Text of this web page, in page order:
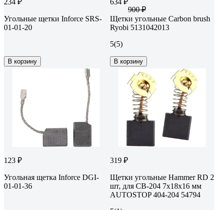
Угольные щетки Inforce SRS-
01-01-20
В корзину
900 ₽
Щетки угольные Carbon brush
Ryobi 5131042013
5(5)
В корзину
123 ₽
Угольная щетка Inforce DGI-
01-01-36
319 ₽
Щетки угольные Hammer RD 2
шт, для CB-204 7x18x16 мм
AUTOSTOP 404-204 54794